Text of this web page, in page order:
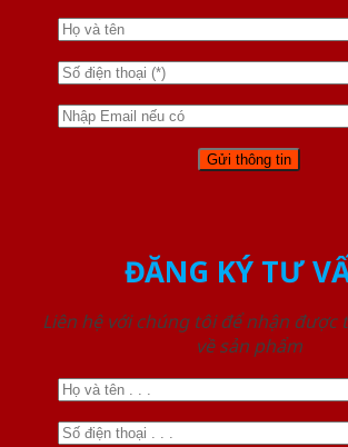
ĐĂNG KÝ TƯ
Liên hệ với chúng tôi để nhận được
về sản phẩm